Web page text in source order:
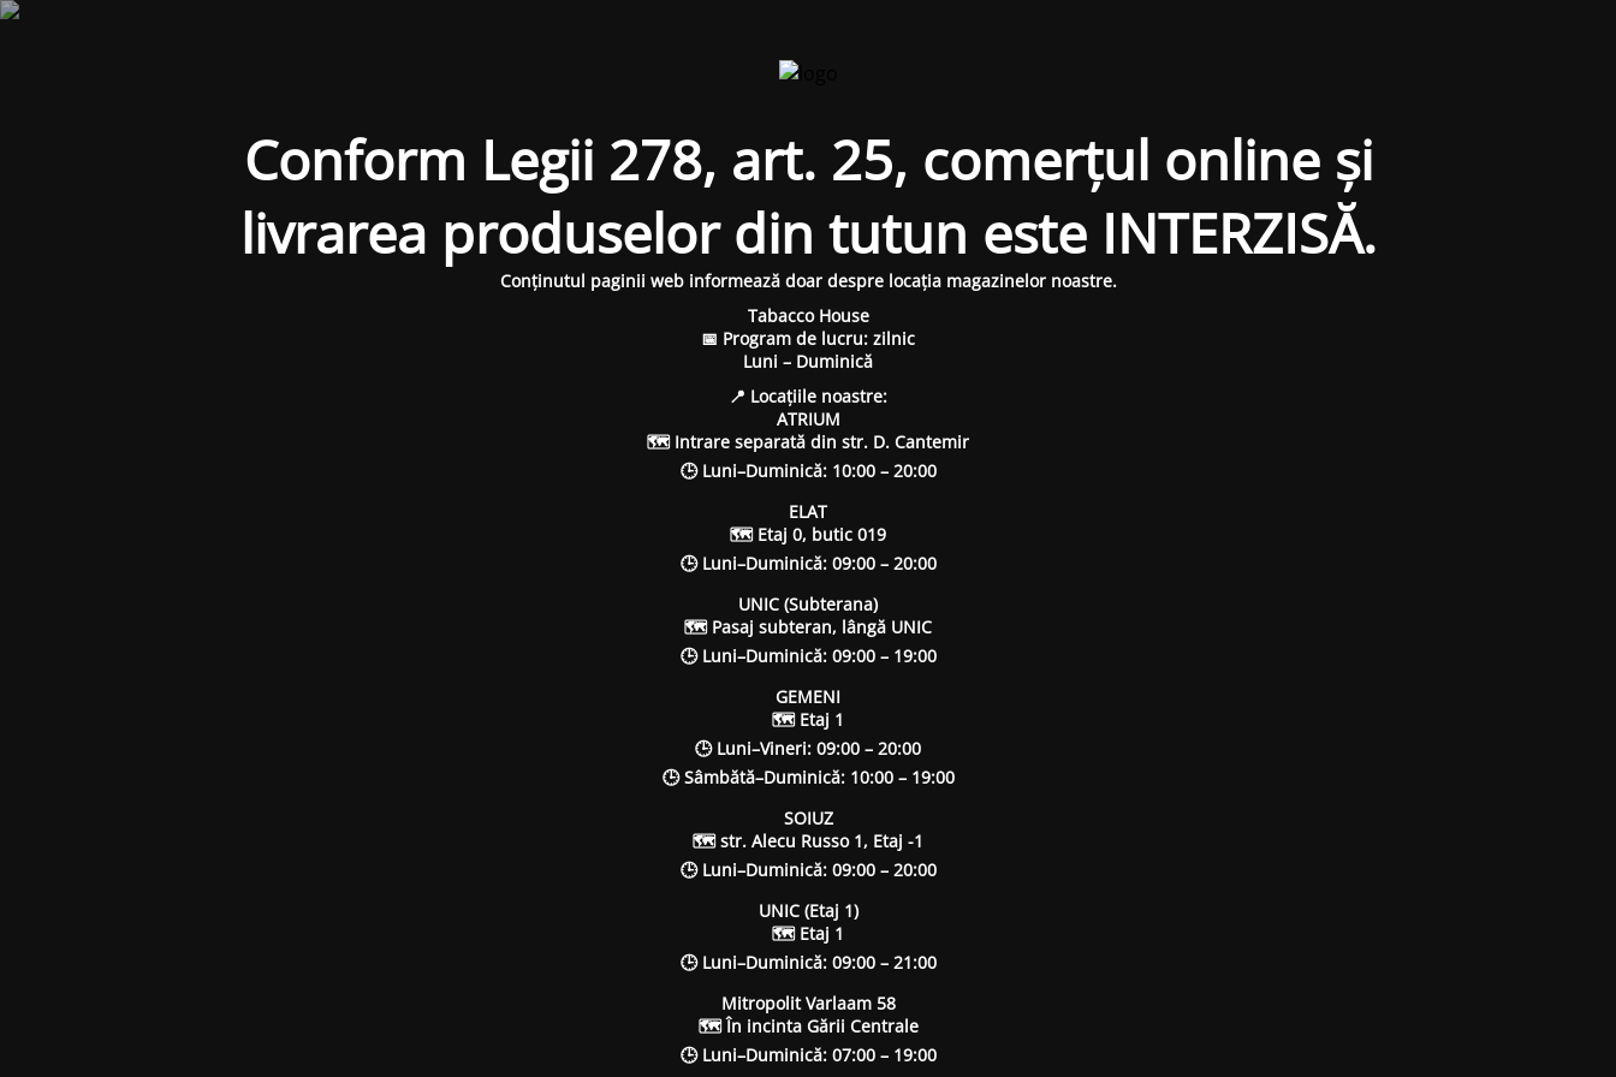
Conform Legii 278, art. 25, comerțul online și
livrarea produselor din tutun este INTERZISĂ.
Conținutul paginii web informează doar despre locația magazinelor noastre.
Tabacco House
📅 Program de lucru: zilnic
Luni – Duminică
📍 Locațiile noastre:
ATRIUM
🗺 Intrare separată din str. D. Cantemir
🕒 Luni–Duminică: 10:00 – 20:00
ELAT
🗺 Etaj 0, butic 019
🕒 Luni–Duminică: 09:00 – 20:00
UNIC (Subterana)
🗺 Pasaj subteran, lângă UNIC
🕒 Luni–Duminică: 09:00 – 19:00
GEMENI
🗺 Etaj 1
🕒 Luni–Vineri: 09:00 – 20:00
🕒 Sâmbătă–Duminică: 10:00 – 19:00
SOIUZ
🗺 str. Alecu Russo 1, Etaj -1
🕒 Luni–Duminică: 09:00 – 20:00
UNIC (Etaj 1)
🗺 Etaj 1
🕒 Luni–Duminică: 09:00 – 21:00
Mitropolit Varlaam 58
🗺 În incinta Gării Centrale
🕒 Luni–Duminică: 07:00 – 19:00